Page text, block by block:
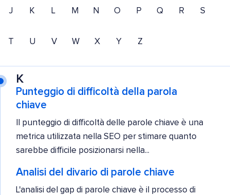
J K L M N O P Q R S
T U V W X Y Z
K
Punteggio di difficoltà della parola
chiave
Il punteggio di difficoltà delle parole chiave è una
metrica utilizzata nella SEO per stimare quanto
sarebbe difficile posizionarsi nella...
Analisi del divario di parole chiave
L'analisi del gap di parole chiave è il processo di